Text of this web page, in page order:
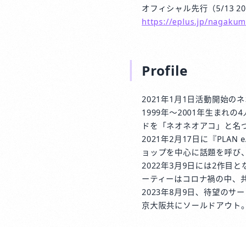
オフィシャル先行（5/13
https://eplus.jp/
Profile
2021年1月1日活動開始のネ
1999年～2001年生まれの4
ドを「ネオネオアコ」と名
2021年2月17日に『PLAN
ョップを中心に話題を呼び
2022年3月9日には2作目と
ーティーはコロナ禍の中、
2023年8月9日、待望のサ
京大阪共にソールドアウト